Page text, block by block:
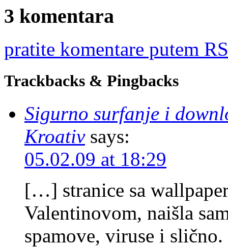
3 komentara
pratite komentare putem
Trackbacks & Pingbacks
Sigurno surfanje i
Kroativ says:
05.02.09 at 18:29
[…] stranice sa
Valentinovom, naišla
spamove, viruse i